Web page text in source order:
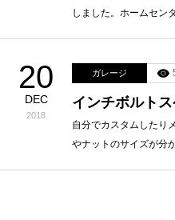
しました。ホームセン
20
DEC
2018
ガレージ
インチボルト
自分でカスタムしたり
やナットのサイズが分